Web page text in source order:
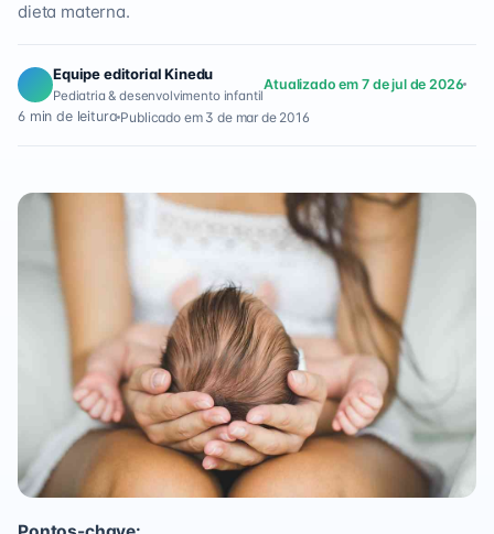
dieta materna.
Equipe editorial Kinedu
Pediatria & desenvolvimento infantil
Atualizado em 7 de jul de 2026
6 min de leitura Publicado em 3 de mar de 2016